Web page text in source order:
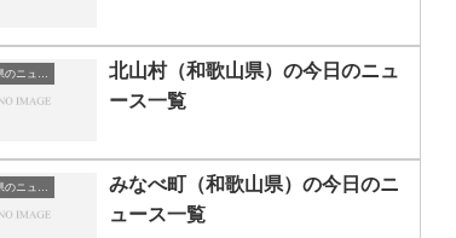
和歌山県のニュース一覧
北山村（和歌山県）の今日のニュ
ース一覧
和歌山県のニュース一覧
みなべ町（和歌山県）の今日のニ
ュース一覧